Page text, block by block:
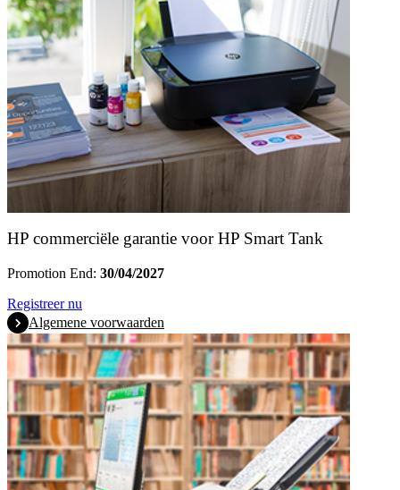
HP commerciële garantie voor HP Smart Tank
Promotion End: 30/04/2027
Registreer nu
Algemene voorwaarden